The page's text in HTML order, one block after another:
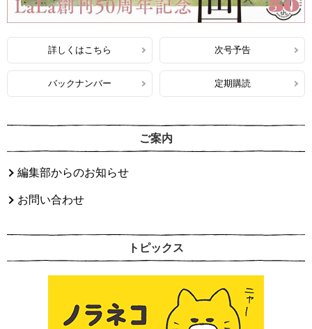
詳しくはこちら 次号予告
バックナンバー 定期購読
ご案内
編集部からのお知らせ
お問い合わせ
トピックス